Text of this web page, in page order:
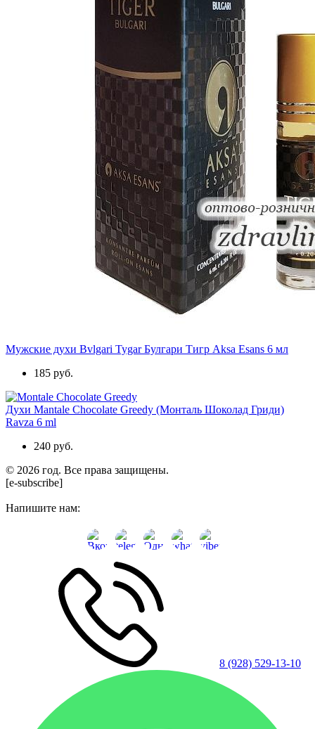
Мужские духи Bvlgari Tygar Булгари Тигр Aksa Esans 6 мл
185 руб.
Духи Mantale Chocolate Greedy (Монталь Шоколад Гриди)
Ravza 6 ml
240 руб.
© 2026 год. Все права защищены.
[e-subscribe]
Напишите нам:
8 (928) 529-13-10